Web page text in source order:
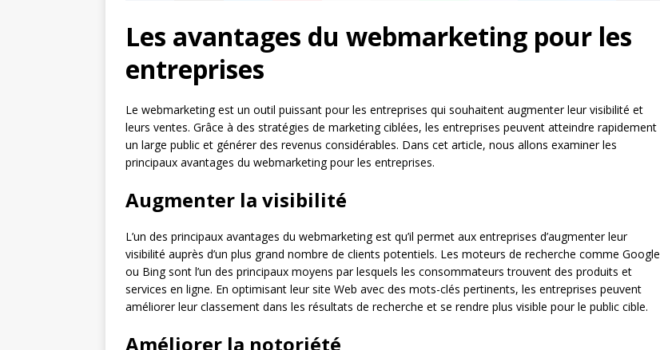
Les avantages du webmarketing pour les
entreprises
Le webmarketing est un outil puissant pour les entreprises qui souhaitent augmenter leur visibilité et
leurs ventes. Grâce à des stratégies de marketing ciblées, les entreprises peuvent atteindre rapidement
un large public et générer des revenus considérables. Dans cet article, nous allons examiner les
principaux avantages du webmarketing pour les entreprises.
Augmenter la visibilité
L’un des principaux avantages du webmarketing est qu’il permet aux entreprises d’augmenter leur
visibilité auprès d’un plus grand nombre de clients potentiels. Les moteurs de recherche comme Google
ou Bing sont l’un des principaux moyens par lesquels les consommateurs trouvent des produits et
services en ligne. En optimisant leur site Web avec des mots-clés pertinents, les entreprises peuvent
améliorer leur classement dans les résultats de recherche et se rendre plus visible pour le public cible.
Améliorer la notoriété